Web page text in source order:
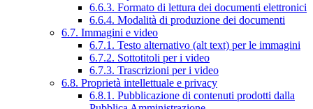
6.6.3. Formato di lettura dei documenti elettronici
6.6.4. Modalità di produzione dei documenti
6.7. Immagini e video
6.7.1. Testo alternativo (alt text) per le immagini
6.7.2. Sottotitoli per i video
6.7.3. Trascrizioni per i video
6.8. Proprietà intellettuale e privacy
6.8.1. Pubblicazione di contenuti prodotti dalla